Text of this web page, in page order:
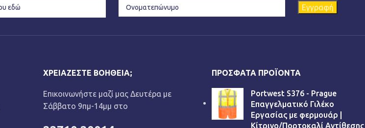
ΧΡΕΙΆΖΕΣΤΕ ΒΟΉΘΕΙΑ;
Επικοινωνήστε μαζί μας Δευτέρα με
Σάββατο 9πμ-14μμ στο
ΠΡΌΣΦΑΤΑ ΠΡΟΪΌΝΤΑ
Portwest S376 - Prague
Επαγγελματικό Γιλέκο
Εργασίας με φερμουάρ |
Κίτρινο/Πορτοκαλί Αντίθεσης